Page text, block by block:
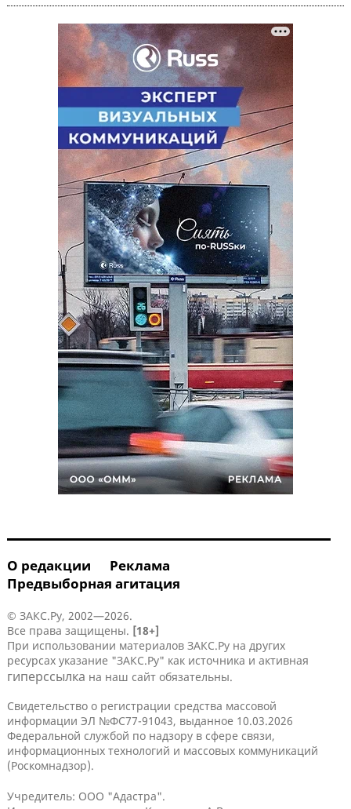
О редакции
Реклама
Предвыборная агитация
© ЗАКС.Ру, 2002—2026.
Все права защищены. [18+]
При использовании материалов ЗАКС.Ру на других
ресурсах указание "ЗАКС.Ру" как источника и активная
гиперссылка на наш сайт обязательны.
Свидетельство о регистрации средства массовой
информации ЭЛ №ФС77-91043, выданное 10.03.2026
Федеральной службой по надзору в сфере связи,
информационных технологий и массовых коммуникаций
(Роскомнадзор).
Учредитель: ООО "Адастра".